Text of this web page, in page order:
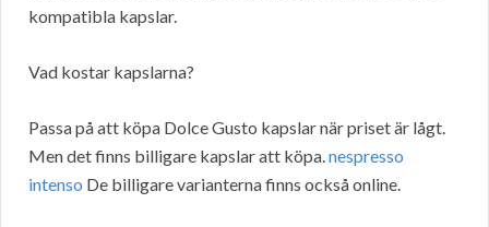
kompatibla kapslar.
Vad kostar kapslarna?
Passa på att köpa Dolce Gusto kapslar när priset är lågt.
Men det finns billigare kapslar att köpa.nespresso
intenso De billigare varianterna finns också online.